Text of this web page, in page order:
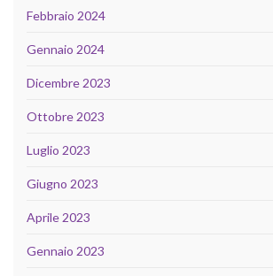
Febbraio 2024
Gennaio 2024
Dicembre 2023
Ottobre 2023
Luglio 2023
Giugno 2023
Aprile 2023
Gennaio 2023